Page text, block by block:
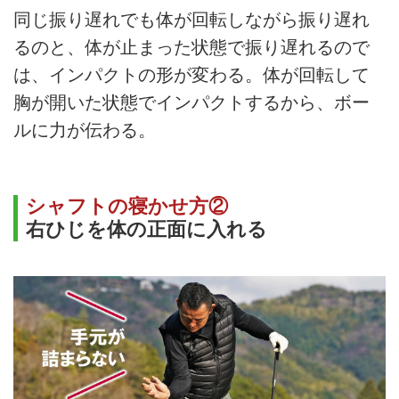
同じ振り遅れでも体が回転しながら振り遅れ
るのと、体が止まった状態で振り遅れるので
は、インパクトの形が変わる。体が回転して
胸が開いた状態でインパクトするから、ボー
ルに力が伝わる。
シャフトの寝かせ方②
右ひじを体の正面に入れる